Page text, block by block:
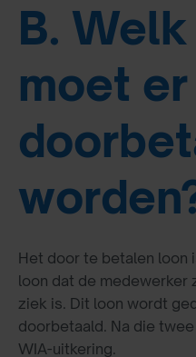
B.
moet er
Het door te betalen loon
loon dat de medewerker
ziek is. Dit loon wordt
doorbetaald. Na die
WIA-uitkering.